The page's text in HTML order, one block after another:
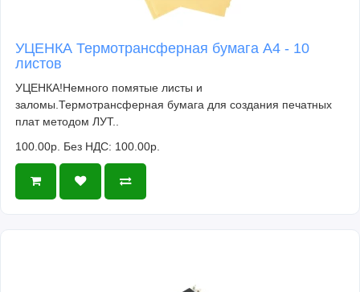
УЦЕНКА Термотрансферная бумага А4 - 10
листов
УЦЕНКА!Немного помятые листы и
заломы.Термотрансферная бумага для создания печатных
плат методом ЛУТ..
100.00р. Без НДС: 100.00р.